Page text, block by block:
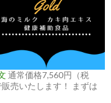
通常価格7,560円（税
売いたします！ まずは